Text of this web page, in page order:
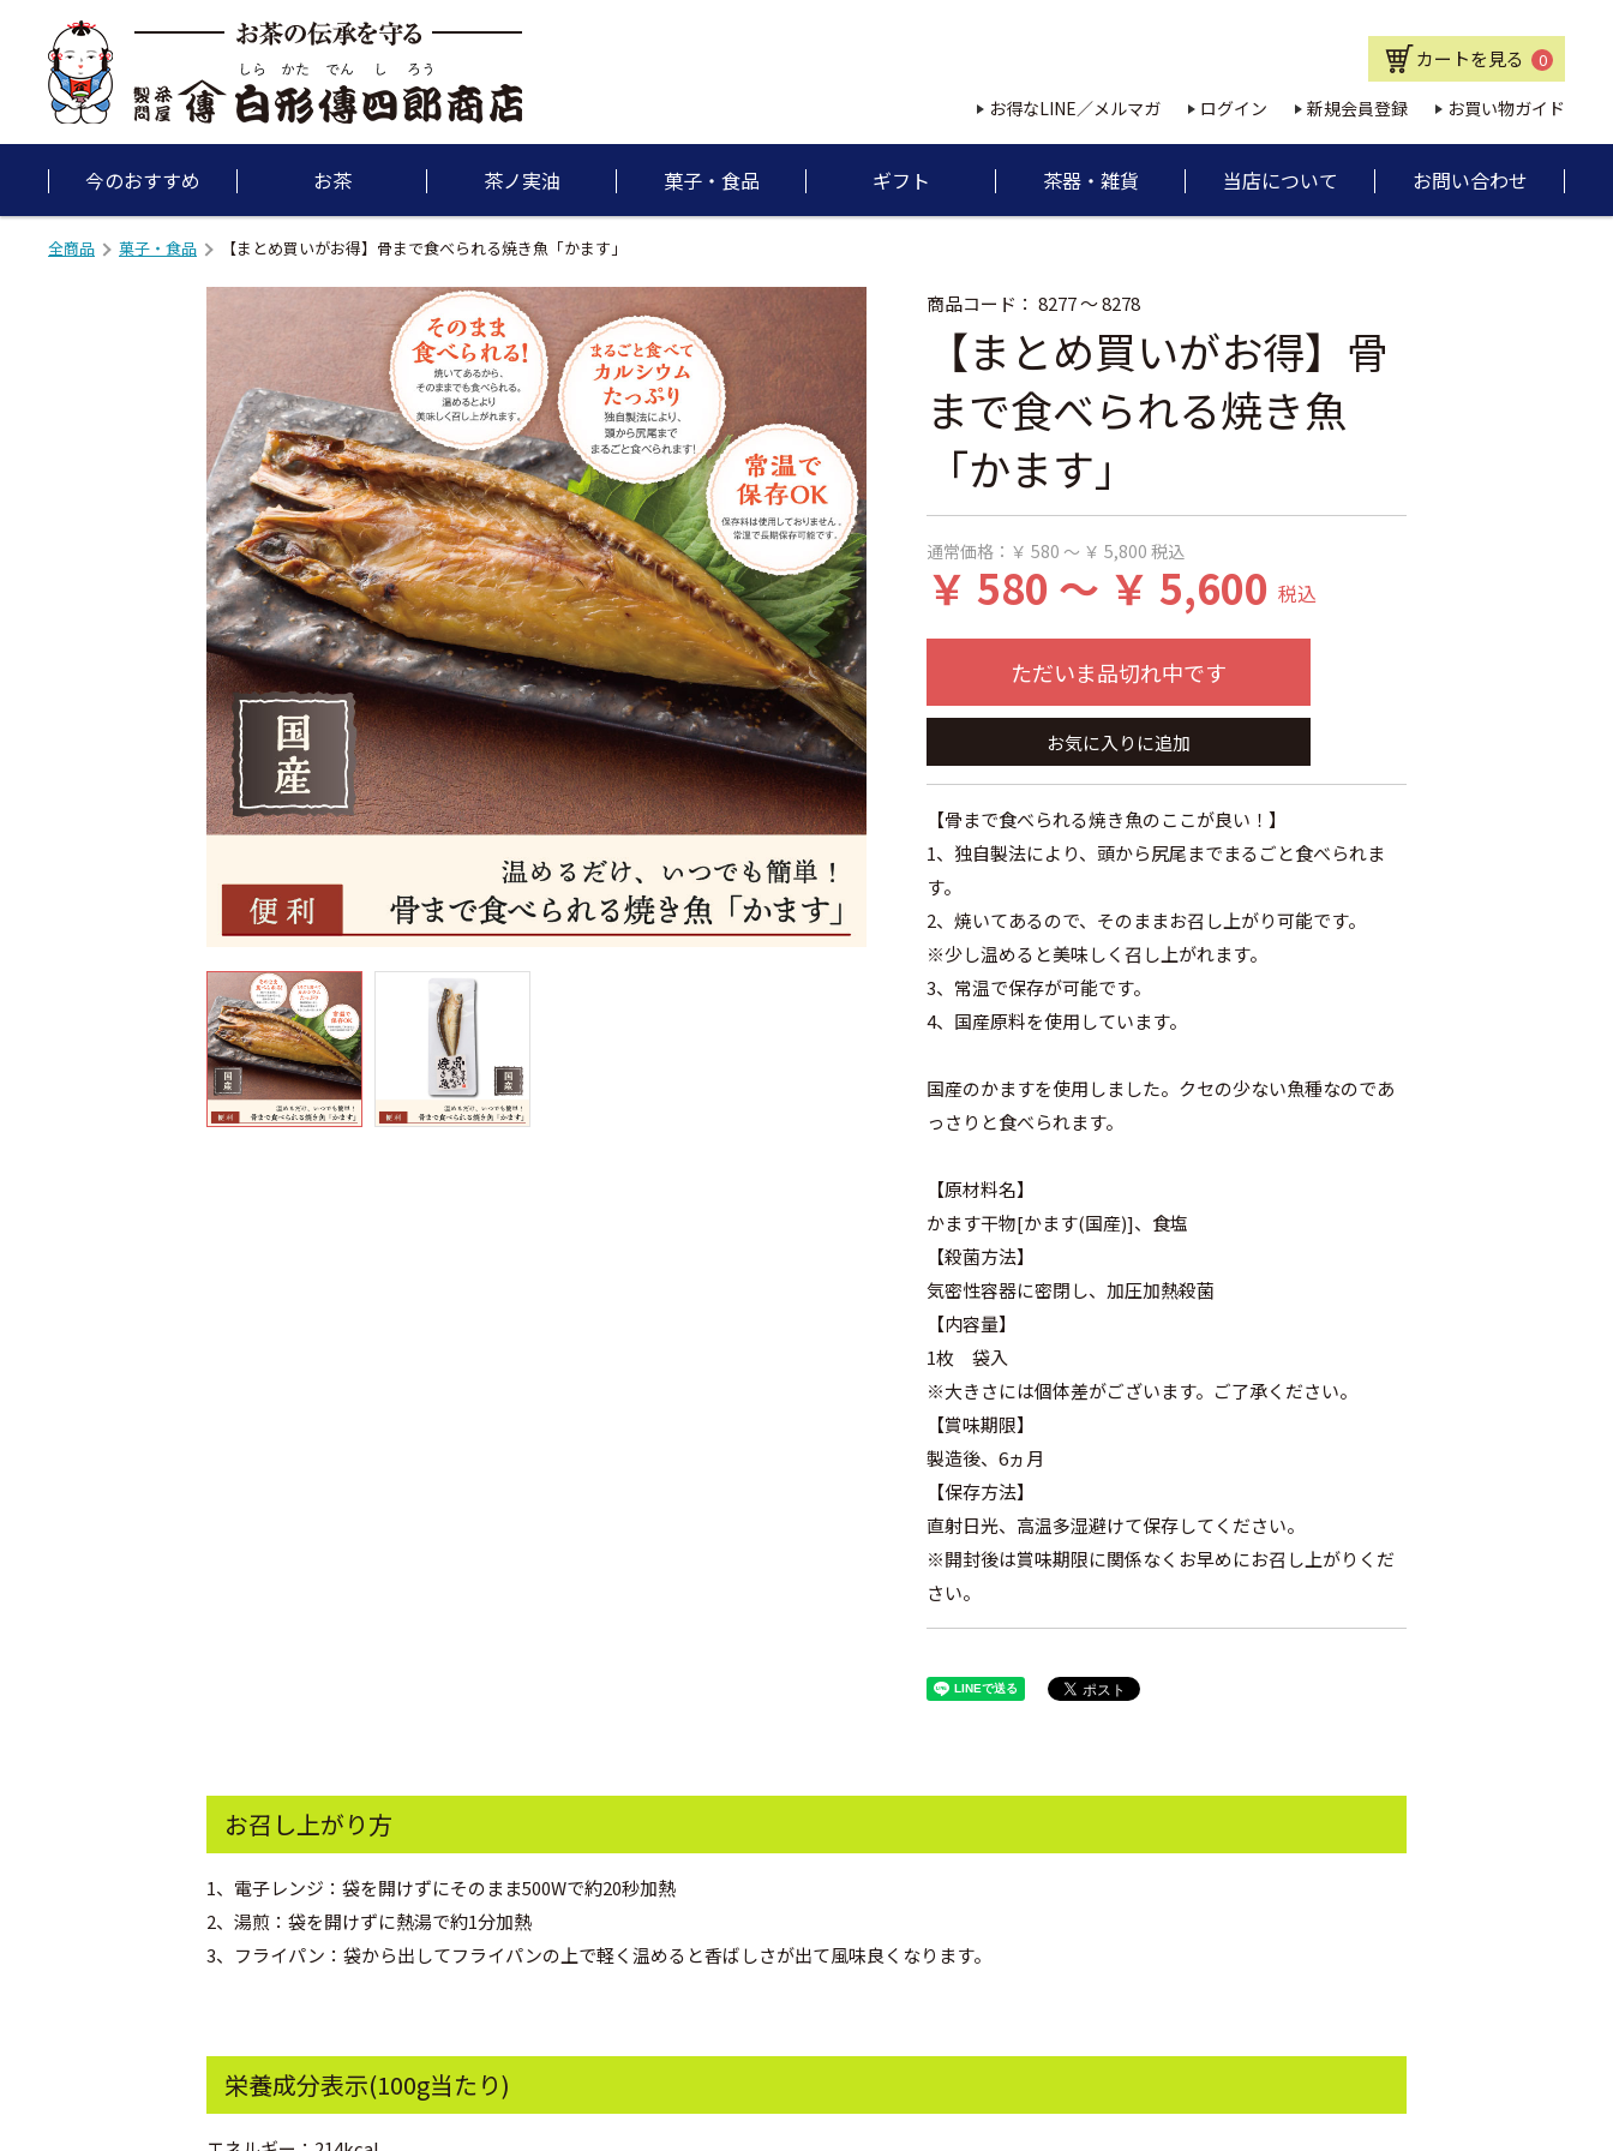
カートを見る 0
お得なLINE／メルマガ ログイン 新規会員登録 お買い物ガイド
今のおすすめ お茶 茶ノ実油 菓子・食品 ギフト 茶器・雑貨 当店について お問い合わせ
全商品 菓子・食品 【まとめ買いがお得】骨まで食べられる焼き魚「かます」
商品コード： 8277 ～ 8278
【まとめ買いがお得】骨
まで食べられる焼き魚
「かます」
通常価格： ￥ 580 ～ ￥ 5,800 税込
￥ 580 ～ ￥ 5,600 税込
ただいま品切れ中です
お気に入りに追加
【骨まで食べられる焼き魚のここが良い！】
1、独自製法により、頭から尻尾までまるごと食べられま
す。
2、焼いてあるので、そのままお召し上がり可能です。
※少し温めると美味しく召し上がれます。
3、常温で保存が可能です。
4、国産原料を使用しています。
国産のかますを使用しました。クセの少ない魚種なのであ
っさりと食べられます。
【原材料名】
かます干物[かます(国産)]、食塩
【殺菌方法】
気密性容器に密閉し、加圧加熱殺菌
【内容量】
1枚 袋入
※大きさには個体差がございます。ご了承ください。
【賞味期限】
製造後、6ヵ月
【保存方法】
直射日光、高温多湿避けて保存してください。
※開封後は賞味期限に関係なくお早めにお召し上がりくだ
さい。
お召し上がり方
1、電子レンジ：袋を開けずにそのまま500Wで約20秒加熱
2、湯煎：袋を開けずに熱湯で約1分加熱
3、フライパン：袋から出してフライパンの上で軽く温めると香ばしさが出て風味良くなります。
栄養成分表示(100g当たり)